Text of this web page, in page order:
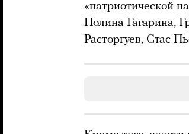
«патриотической
Полина Гагарина,
Расторгуев, Стас